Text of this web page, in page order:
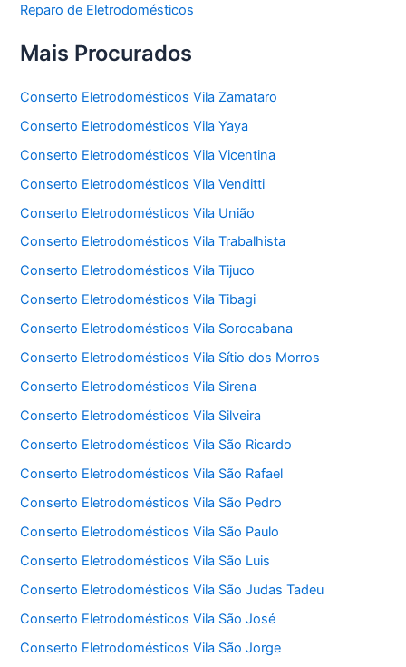
Reparo de Eletrodomésticos
Mais Procurados
Conserto Eletrodomésticos Vila Zamataro
Conserto Eletrodomésticos Vila Yaya
Conserto Eletrodomésticos Vila Vicentina
Conserto Eletrodomésticos Vila Venditti
Conserto Eletrodomésticos Vila União
Conserto Eletrodomésticos Vila Trabalhista
Conserto Eletrodomésticos Vila Tijuco
Conserto Eletrodomésticos Vila Tibagi
Conserto Eletrodomésticos Vila Sorocabana
Conserto Eletrodomésticos Vila Sítio dos Morros
Conserto Eletrodomésticos Vila Sirena
Conserto Eletrodomésticos Vila Silveira
Conserto Eletrodomésticos Vila São Ricardo
Conserto Eletrodomésticos Vila São Rafael
Conserto Eletrodomésticos Vila São Pedro
Conserto Eletrodomésticos Vila São Paulo
Conserto Eletrodomésticos Vila São Luis
Conserto Eletrodomésticos Vila São Judas Tadeu
Conserto Eletrodomésticos Vila São José
Conserto Eletrodomésticos Vila São Jorge